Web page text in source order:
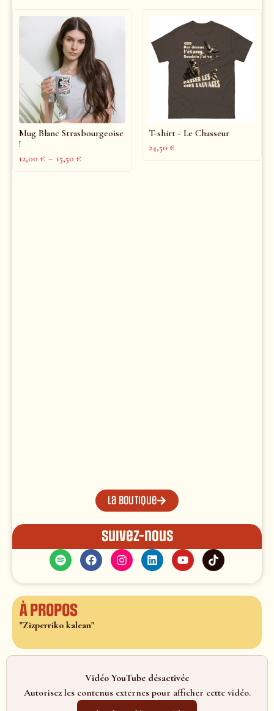
Mug Blanc Strasbourgeoise
!
12,00 € – 15,50 €
T-shirt - Le Chasseur
24,50 €
La boutique
Suivez-nous
À propos
"Zizperriko kalean"
Vidéo YouTube désactivée
Autorisez les contenus externes pour afficher cette vidéo.